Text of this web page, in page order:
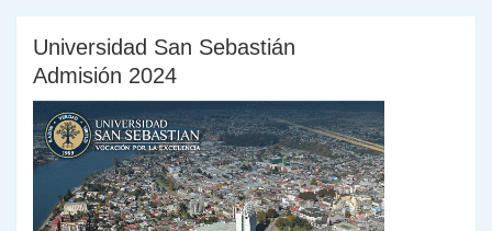
Universidad San Sebastián
Admisión 2024